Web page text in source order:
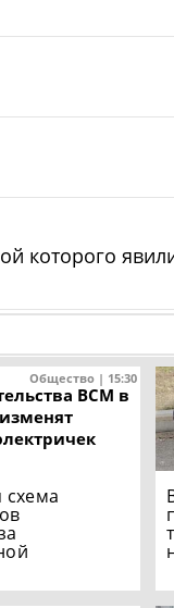
которого
Общество | 15:30
ВСМ в
схема